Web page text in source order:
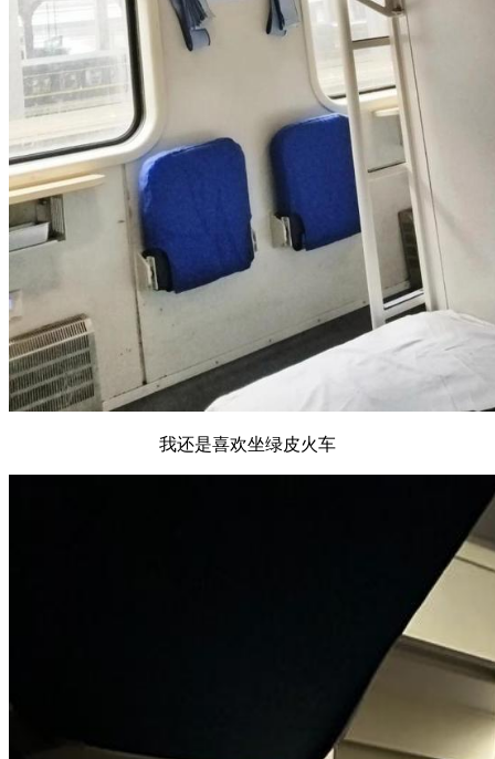
我还是喜欢坐绿皮火车